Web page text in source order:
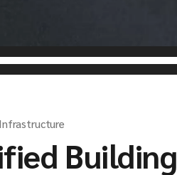
Infrastructure
Building